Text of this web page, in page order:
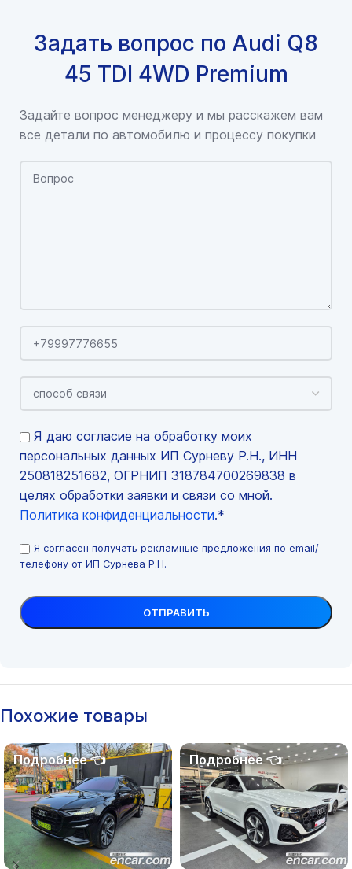
Задать вопрос по Audi Q8
45 TDI 4WD Premium
Задайте вопрос менеджеру и мы расскажем вам
все детали по автомобилю и процессу покупки
Я даю согласие на обработку моих
персональных данных ИП Сурневу Р.Н., ИНН
250818251682, ОГРНИП 318784700269838 в
целях обработки заявки и связи со мной.
Политика конфиденциальности.*
Я согласен получать рекламные предложения по email/
телефону от ИП Сурнева Р.Н.
Похожие товары